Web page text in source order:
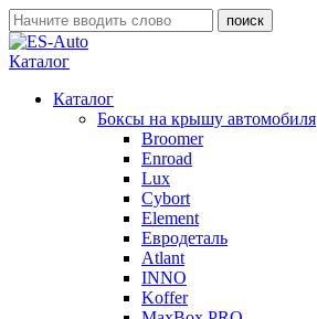
Каталог
Каталог
Боксы на крышу автомобиля
Broomer
Enroad
Lux
Cybort
Element
Евродеталь
Atlant
INNO
Koffer